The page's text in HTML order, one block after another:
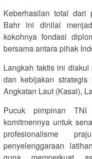
Keberhasilan total dari
Bahr ini dinilai
kokohnya fondasi
bersama antara pihak
Langkah taktis ini
dan kebijakan
Angkatan Laut (Kasal),
Pucuk pimpinan
komitmennya untuk
profesionalisme
penyelenggaraan